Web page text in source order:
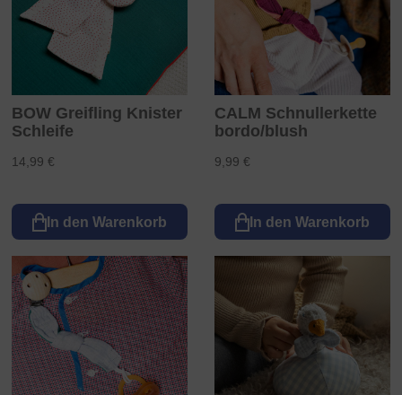
BOW Greifling Knister
Schleife
14,99 €
In den Warenkorb
CALM Schnullerkette
bordo/blush
9,99 €
In den Warenkorb